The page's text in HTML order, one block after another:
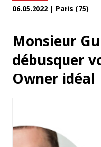
06.05.2022 | Paris (75)
Monsieur
débusquer
Owner idéal